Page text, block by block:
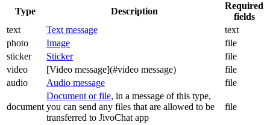
Type Description
Required
fields
text
Text message
text
photo
Image
file
sticker
Sticker
file
video
[Video message](#video message)
file
audio
Audio message file
document
Document or file, in a message of this type,
you can send any files that are allowed to be
transferred to JivoChat app
file